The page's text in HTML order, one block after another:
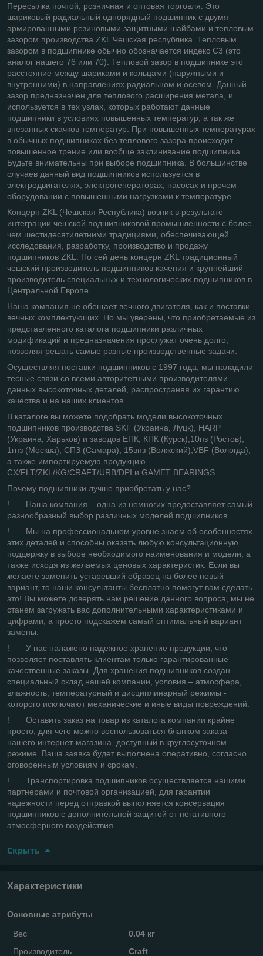
Пересылка почтой, розничная и оптовая торговля. Это
шариковый радиальный однорядный подшипник с двумя
армированными резиновыми защитными шайбами и тепловым
зазором производства ZKL Чешская республика. Тепловым
зазором в подшипнике обычно обозначается индекс С3 (это
аналог нашего 76 или 70). Тепловой зазор в подшипнике это
расстояние между шариками и кольцами (наружными и
внутренними) в направлениях радиальном и осевом. Данный
зазор предназначен для теплового расширения метала, и
используется в тех узлах, которых работают данные
подшипники в условиях повышенных температур, а так же
внезапных скачков температур. При повышенных температурах
в обычных подшипниках без теплового зазора происходит
повышенное трение или вообще заклинивание подшипника.
Будьте внимательны при выборе подшипника. В большинстве
случаев данный вид подшипников используется в
электродвигателях, электрогенераторах, насосах и прочем
оборудовании с повышенными нагрузками к температуре.
Концерн ZKL (Чешская Республика) возник в результате
интеграции чешской подшипниковой промышленности с более
чем шестидесятилетними традициями, обеспечивающей
исследования, разработку, производство и продажу
подшипников ZKL. По сей день концерн ZKL традиционный
чешский производитель подшипников качения и крупнейший
производитель специальных и технологических подшипников в
Центральной Европе.
Наша компания не обещает вечного двигателя, как и поставки
вечных комплектующих. Но мы уверены, что приобретаемые из
представленного каталога подшипники различных
модификаций и предназначения прослужат очень долго,
позволяя решать самые разные производственные задачи.
Осуществляя поставки подшипников с 1997 года, мы наладили
тесные связи со всеми авторитетными производителями
данных высокоточных деталей, распространяя их гарантию
качества и на наших клиентов.
В каталоге вы можете подобрать модели высокоточных
подшипников производства SKF (Украина, Луцк), HARP
(Украина, Харьков) и заводов ЕПК, КПК (Курск),10пз (Ростов),
1гпз (Москва), СПЗ (Самара), 15впз (Волжский),VBF (Вологда),
а также импортируемую продукцию
CX/FLT/ZKL/KG/CRAFT/URB/DPI и GAMET BEARINGS
Почему подшипники лучше приобретать у нас?
! Наша компания – одна из немногих предоставляет самый
разнообразный выбор различных моделей подшипников.
! Мы на профессиональном уровне знаем об особенностях
этих деталей и способны оказать любую консультационную
поддержку в выборе необходимого наименования и модели, а
также исходя из желаемых ценовых характеристик. Если вы
желаете заменить устаревший образец на более новый
вариант, то наши консультанты бесплатно помогут вам сделать
это! Вы можете доверять нам решение данного вопроса, мы не
станем загружать вас дополнительными характеристиками и
цифрами, а просто подскажем самый оптимальный вариант
замены.
! У нас налажено надежное хранение продукции, что
позволяет поставлять клиентам только гарантированные
качественные заказы. Для хранения подшипников создан
специальный склад нашей компании, условия – атмосфера,
влажность, температурный и дисциплинарный режимы -
которого исключают механические и иные виды повреждений.
! Оставить заказ на товар из каталога компании крайне
просто, для чего можно воспользоваться бланком заказа
нашего интернет-магазина, доступный в круглосуточном
режиме. Ваша заявка будет выполнена оперативно, согласно
оговоренным условиям и срокам.
! Транспортировка подшипников осуществляется нашими
партнерами и почтовой организацией, для гарантии
надежности перед отправкой выполняется консервация
подшипников с дополнительной защитой от негативного
атмосферного воздействия.
Скрыть
Характеристики
Основные атрибуты
Вес
0.04 кг
Производитель
Craft